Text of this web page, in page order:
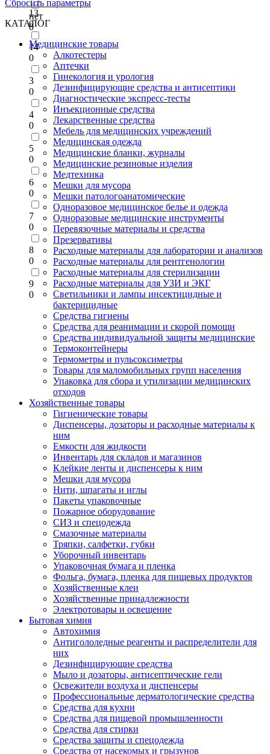
нет
0
13
0
14
0
3
0
4
0
5
0
6
0
7
0
8
0
9
0
Сбросить параметры
КАТАЛОГ
Медицинские товары
Алкотестеры
Аптечки
Гинекология и урология
Дезинфицирующие средства и антисептики
Диагностические экспресс-тесты
Инъекционные средства
Лекарственные средства
Мебель для медицинских учреждений
Медицинская одежда
Медицинские бланки, журналы
Медицинские резиновые изделия
Медтехника
Мешки для мусора
Мешки патологоанатомические
Одноразовое медицинское белье и одежда
Одноразовые медицинские инструменты
Перевязочные материалы и средства
Презервативы
Расходные материалы для лаборатории и анализов
Расходные материалы для рентгенологии
Расходные материалы для стерилизации
Расходные материалы для УЗИ и ЭКГ
Светильники и лампы инсектицидные и
бактерицидные
Средства гигиены
Средства для реанимации и скорой помощи
Средства индивидуальной защиты медицинские
Термоконтейнеры
Термометры и пульсоксиметры
Товары для маломобильных групп населения
Упаковка для сбора и утилизации медицинских
отходов
Хозяйственные товары
Гигиенические товары
Диспенсеры, дозаторы и расходные материалы к
ним
Емкости для жидкости
Инвентарь для складов и магазинов
Клейкие ленты и диспенсеры к ним
Мешки для мусора
Нити, шпагаты и иглы
Пакеты упаковочные
Пожарное оборудование
СИЗ и спецодежда
Смазочные материалы
Тряпки, салфетки, губки
Уборочный инвентарь
Упаковочная бумага и пленка
Фольга, бумага, пленка для пищевых продуктов
Хозяйственные клеи
Хозяйственные принадлежности
Электротовары и освещение
Бытовая химия
Автохимия
Антигололедные реагенты и распределители для
них
Дезинфицирующие средства
Мыло и дозаторы, антисептические гели
Освежители воздуха и диспенсеры
Профессиональные дерматологические средства
Средства для кухни
Средства для пищевой промышленности
Средства для стирки
Средства защиты и спецодежда
Средства от насекомых и грызунов